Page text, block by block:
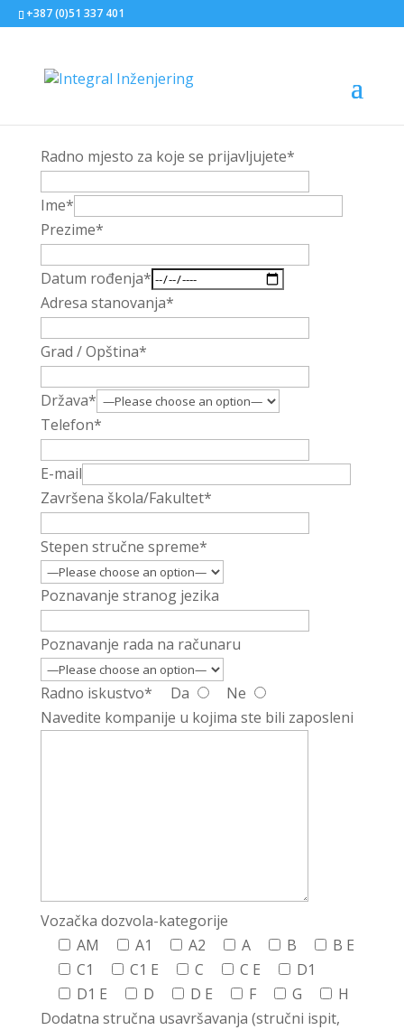
+387 (0)51 337 401
Radno mjesto za koje se prijavljujete*
Ime*
Prezime*
Datum rođenja*
Adresa stanovanja*
Grad / Opština*
Država*
Telefon*
E-mail
Završena škola/Fakultet*
Stepen stručne spreme*
Poznavanje stranog jezika
Poznavanje rada na računaru
Radno iskustvo* Da
Ne
Navedite kompanije u kojima ste bili zaposleni
Vozačka dozvola-kategorije
AM
A1 A2 A B
B E
C1
C1 E C C E
D1
D1 E
D D E F G
H
Dodatna stručna usavršavanja (stručni ispit,